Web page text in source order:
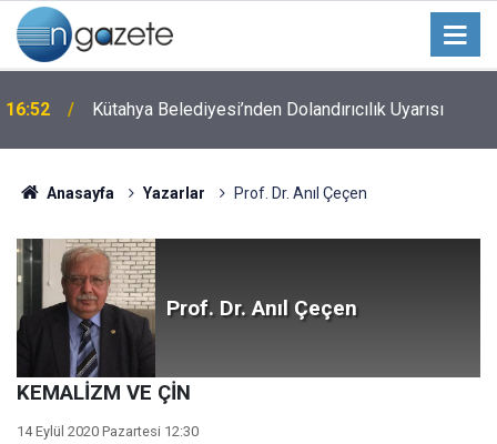
16:52 Kütahya Belediyesi’nden Dolandırıcılık Uyarısı
Anasayfa Yazarlar Prof. Dr. Anıl Çeçen
Prof. Dr. Anıl Çeçen
KEMALİZM VE ÇİN
14 Eylül 2020 Pazartesi 12:30